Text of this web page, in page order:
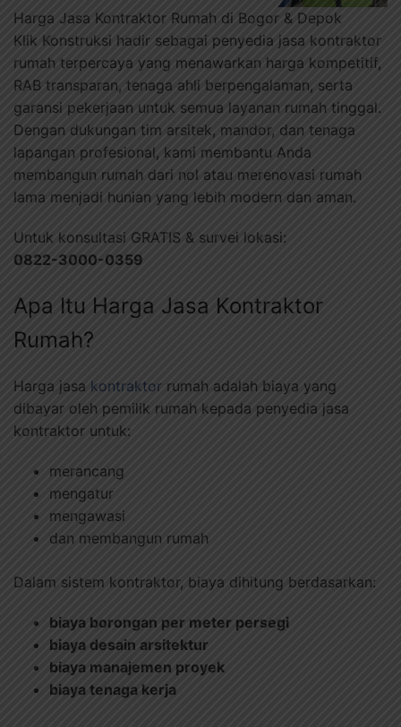
Harga Jasa Kontraktor Rumah di Bogor & Depok
Klik Konstruksi hadir sebagai penyedia jasa kontraktor
rumah terpercaya yang menawarkan harga kompetitif,
RAB transparan, tenaga ahli berpengalaman, serta
garansi pekerjaan untuk semua layanan rumah tinggal.
Dengan dukungan tim arsitek, mandor, dan tenaga
lapangan profesional, kami membantu Anda
membangun rumah dari nol atau merenovasi rumah
lama menjadi hunian yang lebih modern dan aman.
Untuk konsultasi GRATIS & survei lokasi:
0822-3000-0359
Apa Itu Harga Jasa Kontraktor
Rumah?
Harga jasa kontraktor rumah adalah biaya yang
dibayar oleh pemilik rumah kepada penyedia jasa
kontraktor untuk:
merancang
mengatur
mengawasi
dan membangun rumah
Dalam sistem kontraktor, biaya dihitung berdasarkan:
biaya borongan per meter persegi
biaya desain arsitektur
biaya manajemen proyek
biaya tenaga kerja